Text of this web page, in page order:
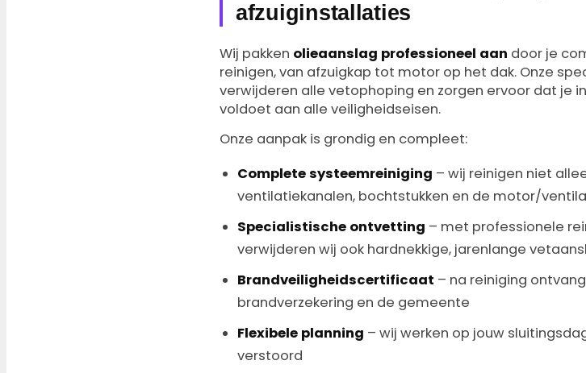
afzuiginstallaties
Wij pakken olieaanslag professioneel aan door je
reinigen, van afzuigkap tot motor op het dak. Onze
verwijderen alle vetophoping en zorgen ervoor dat je
voldoet aan alle veiligheidseisen.
Onze aanpak is grondig en compleet:
Complete systeemreiniging – wij reinigen niet
ventilatiekanalen, bochtstukken en de motor/
Specialistische ontvetting – met professionele
verwijderen wij ook hardnekkige, jarenlange
Brandveiligheidscertificaat – na reiniging
brandverzekering en de gemeente
Flexibele planning – wij werken op jouw
verstoord